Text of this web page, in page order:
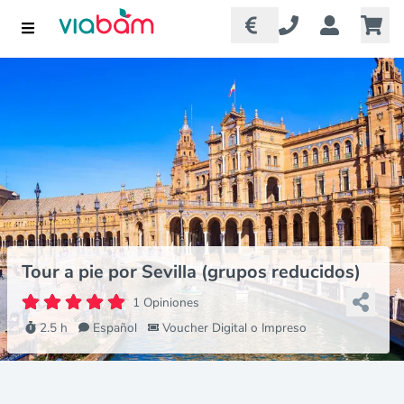
Tour a pie por Sevilla (grupos reducidos)
1 Opiniones
2.5 h
Español Voucher Digital o Impreso